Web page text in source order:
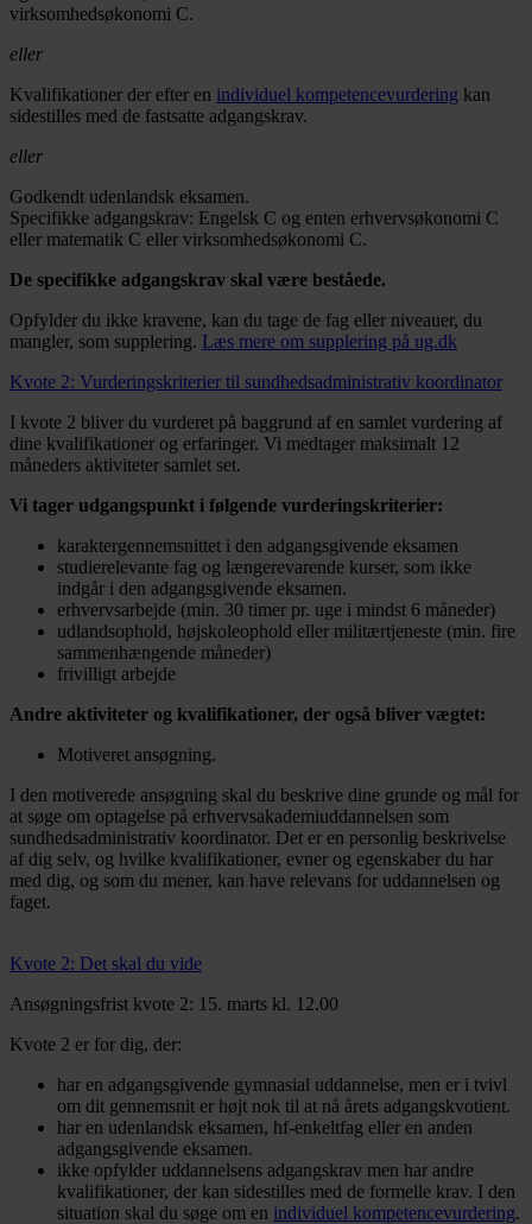
virksomhedsøkonomi C.
eller
Kvalifikationer der efter en individuel kompetencevurdering kan
sidestilles med de fastsatte adgangskrav.
eller
Godkendt udenlandsk eksamen.
Specifikke adgangskrav: Engelsk C og enten erhvervsøkonomi C
eller matematik C eller virksomhedsøkonomi C.
De specifikke adgangskrav skal være beståede.
Opfylder du ikke kravene, kan du tage de fag eller niveauer, du
mangler, som supplering. Læs mere om supplering på ug.dk
Kvote 2: Vurderingskriterier til sundhedsadministrativ koordinator
I kvote 2 bliver du vurderet på baggrund af en samlet vurdering af
dine kvalifikationer og erfaringer. Vi medtager maksimalt 12
måneders aktiviteter samlet set.
Vi tager udgangspunkt i følgende vurderingskriterier:
karaktergennemsnittet i den adgangsgivende eksamen
studierelevante fag og længerevarende kurser, som ikke
indgår i den adgangsgivende eksamen.
erhvervsarbejde (min. 30 timer pr. uge i mindst 6 måneder)
udlandsophold, højskoleophold eller militærtjeneste (min. fire
sammenhængende måneder)
frivilligt arbejde
Andre aktiviteter og kvalifikationer, der også bliver vægtet:
Motiveret ansøgning.
I den motiverede ansøgning skal du beskrive dine grunde og mål for
at søge om optagelse på erhvervsakademiuddannelsen som
sundhedsadministrativ koordinator. Det er en personlig beskrivelse
af dig selv, og hvilke kvalifikationer, evner og egenskaber du har
med dig, og som du mener, kan have relevans for uddannelsen og
faget.
Kvote 2: Det skal du vide
Ansøgningsfrist kvote 2: 15. marts kl. 12.00
Kvote 2 er for dig, der:
har en adgangsgivende gymnasial uddannelse, men er i tvivl
om dit gennemsnit er højt nok til at nå årets adgangskvotient.
har en udenlandsk eksamen, hf-enkeltfag eller en anden
adgangsgivende eksamen.
ikke opfylder uddannelsens adgangskrav men har andre
kvalifikationer, der kan sidestilles med de formelle krav. I den
situation skal du søge om en individuel kompetencevurdering.